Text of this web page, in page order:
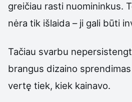
greičiau rasti nuomininkus.
nėra tik išlaida – ji gali būti
Tačiau svarbu
brangus dizaino
vertę tiek, kiek kainavo.